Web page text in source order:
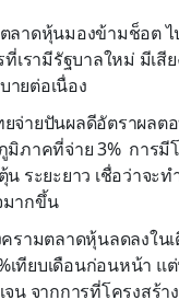
ลาดหุ้นมองข้ามช็อต ไ
เรามีรัฐบาลใหม่ มีเสี
ายต่อเนื่อง
จ่ายปันผลดีอัตราผลต
มิภาคที่จ่าย 3% การมี
น ระยะยาว เชื่อว่าจะ
มากขึ้น
ครามตลาดหุ้นลดลงใน
เทียบเดือนก่อนหน้า แ
จน จากการที่โครงสร้